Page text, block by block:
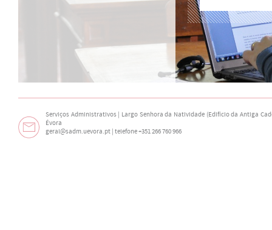
Serviços Administrativos | Largo Senhora da Natividade (Edifício da Antiga
Évora
geral@sadm.uevora.pt | telefone +351 266 760 966